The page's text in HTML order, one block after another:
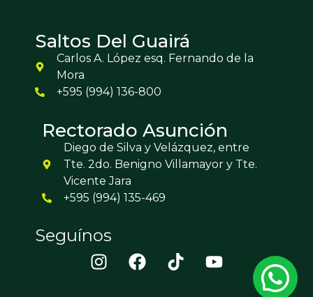
Saltos Del Guairá
Carlos A. López esq. Fernando de la
Mora
+595 (994) 136-800
Rectorado Asunción
Diego de Silva y Velázquez, entre
Tte. 2do. Benigno Villamayor y Tte.
Vicente Jara
+595 (994) 135-469
Seguínos